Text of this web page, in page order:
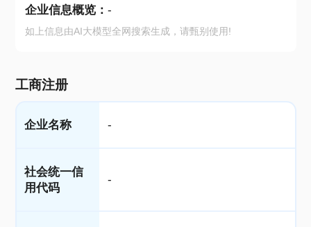
企业信息概览： -
如上信息由AI大模型全网搜索生成，请甄别使用!
工商注册
企业名称 -
社会统一信
用代码
-